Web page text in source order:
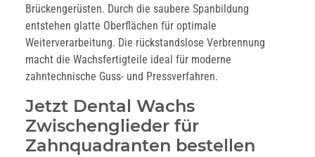
Brückengerüsten. Durch die saubere Spanbildung
entstehen glatte Oberflächen für optimale
Weiterverarbeitung. Die rückstandslose Verbrennung
macht die Wachsfertigteile ideal für moderne
zahntechnische Guss- und Pressverfahren.
Jetzt Dental Wachs
Zwischenglieder für
Zahnquadranten bestellen